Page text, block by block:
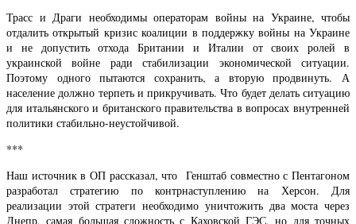
Трасс и Драги необходимы операторам войны на Украине, чтобы
отдалить открытый кризис коалиции в поддержку войны на Украине
и не допустить отхода Британии и Италии от своих ролей в
украинской войне ради стабилизации экономической ситуации.
Поэтому одного пытаются сохранить, а вторую продвинуть. А
население должно терпеть и прикручивать. Что будет делать ситуацию
для итальянского и британского правительства в вопросах внутренней
политики стабильно-неустойчивой.
***
Наш источник в ОП рассказал, что Генштаб совместно с Пентагоном
разработал стратегию по контрнаступлению на Херсон. Для
реализации этой стратеги необходимо уничтожить два моста через
Днепр, самая большая сложность с Каховской ГЭС, но для точных